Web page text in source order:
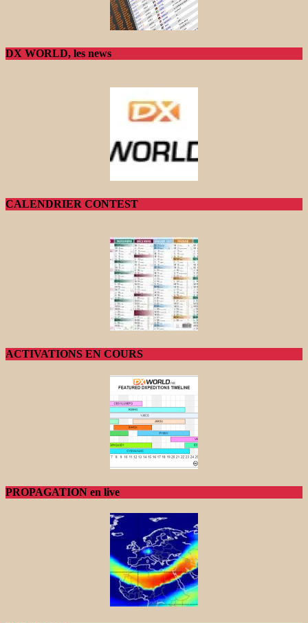
DX WORLD, les news
CALENDRIER CONTEST
ACTIVATIONS EN COURS
PROPAGATION en live